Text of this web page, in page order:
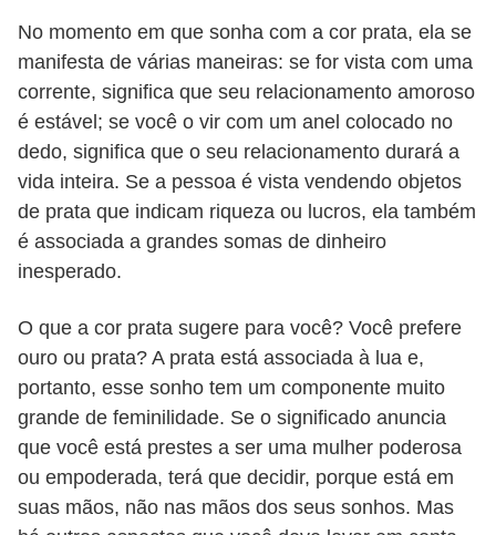
No momento em que sonha com a cor prata, ela se
manifesta de várias maneiras: se for vista com uma
corrente, significa que seu relacionamento amoroso
é estável; se você o vir com um anel colocado no
dedo, significa que o seu relacionamento durará a
vida inteira. Se a pessoa é vista vendendo objetos
de prata que indicam riqueza ou lucros, ela também
é associada a grandes somas de dinheiro
inesperado.
O que a cor prata sugere para você? Você prefere
ouro ou prata? A prata está associada à lua e,
portanto, esse sonho tem um componente muito
grande de feminilidade. Se o significado anuncia
que você está prestes a ser uma mulher poderosa
ou empoderada, terá que decidir, porque está em
suas mãos, não nas mãos dos seus sonhos. Mas